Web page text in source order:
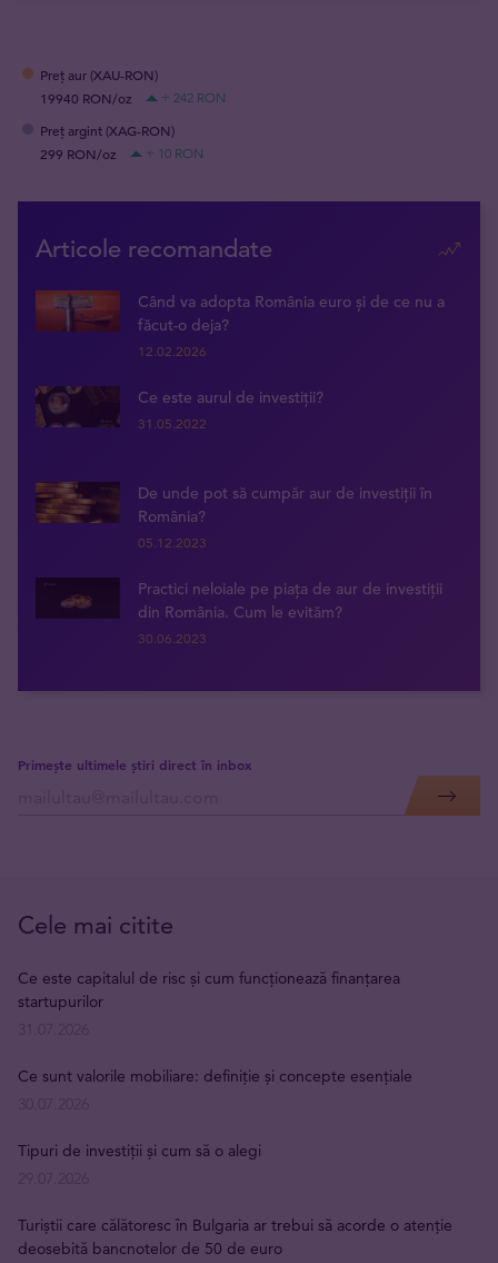
Preț aur (XAU-RON)
19940 RON/oz
+ 242 RON
Preț argint (XAG-RON)
299 RON/oz
+ 10 RON
Articole recomandate
Când va adopta România euro și de ce nu a
făcut-o deja?
12.02.2026
Ce este aurul de investiții?
31.05.2022
De unde pot să cumpăr aur de investiții în
România?
05.12.2023
Practici neloiale pe piața de aur de investiții
din România. Cum le evităm?
30.06.2023
Primește ultimele știri direct în inbox
Cele mai citite
Ce este capitalul de risc și cum funcționează finanțarea
startupurilor
Ce sunt valorile mobiliare: definiție și concepte esențiale
Tipuri de investiții și cum să o alegi
Turiștii care călătoresc în Bulgaria ar trebui să acorde o atenție
deosebită bancnotelor de 50 de euro